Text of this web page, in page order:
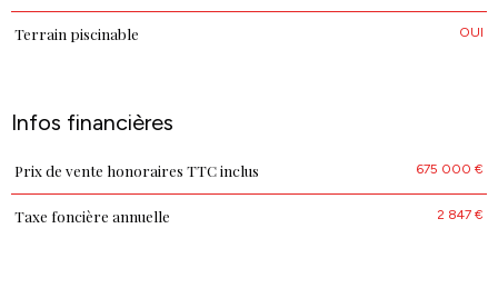
Terrain piscinable OUI
Infos financières
Caractéristiques Valeurs
Prix de vente honoraires TTC inclus 675 000 €
Taxe foncière annuelle 2 847 €